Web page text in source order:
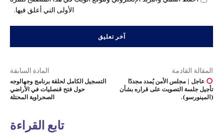
الأولى التي أعلق فيها.
المادة السابقة
التسجيل الكامل لحلقة برنامج وجهالوجه
حول فتح قنصليات في الأراضي
الصحراوية المحتلة
المقالة القادمة
عاجل | مجلس الأمن يُمدد مجددًا
تأجيل جلسة التصويت على قراره بشأن
(المينورسو).
تابع القراءة